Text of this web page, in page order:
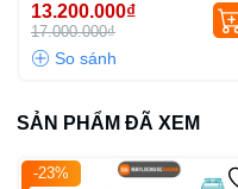
13.200.000₫
17.000.000₫
SẢN PHẨM ĐÃ XEM
-23%